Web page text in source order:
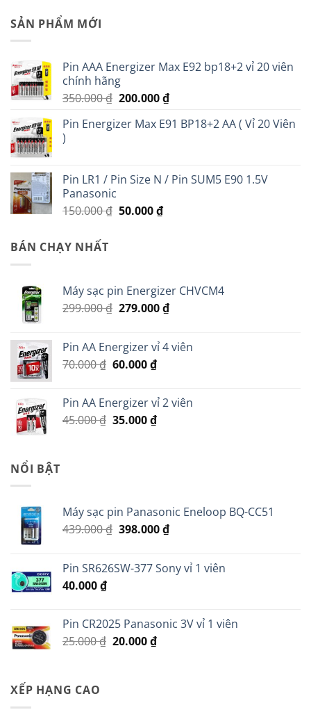
SẢN PHẨM MỚI
Pin AAA Energizer Max E92 bp18+2 vỉ 20 viên
chính hãng
350.000₫ Giá
là:
200.000₫Giá
tại
Pin Energizer Max E91 BP18+2 AA ( Vỉ 20 Viên
)
Pin LR1 / Pin Size N / Pin SUM5 E90 1.5V
Panasonic
150.000₫ Giá
50.000₫Giá
BÁN CHẠY NHẤT
Máy sạc pin Energizer CHVCM4
299.000₫ Giá
299.000 ₫.
279.000₫Giá
là:
Pin AA Energizer vỉ 4 viên
70.000₫ Giá
70.000 ₫.
60.000₫Giá
là:
60.000 ₫.
Pin AA Energizer vỉ 2 viên
45.000₫ Giá
35.000₫Giá
NỔI BẬT
Máy sạc pin Panasonic Eneloop BQ-CC51
439.000₫ Giá
439.000 ₫.
398.000₫Giá
là:
Pin SR626SW-377 Sony vỉ 1 viên
40.000₫
Pin CR2025 Panasonic 3V vỉ 1 viên
25.000₫ Giá
20.000₫Giá
XẾP HẠNG CAO